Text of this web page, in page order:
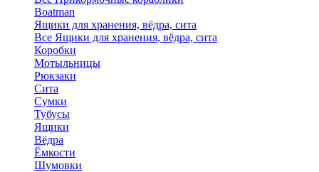
Boatman
Ящики для хранения, вёдра, сита
Все Ящики для хранения, вёдра, сита
Коробки
Мотыльницы
Рюкзаки
Сита
Сумки
Тубусы
Ящики
Вёдра
Ёмкости
Шумовки